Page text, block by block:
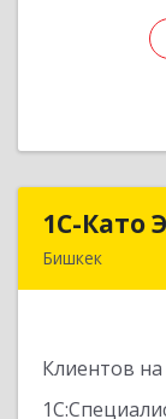
1С-Като
Бишкек
Клиентов